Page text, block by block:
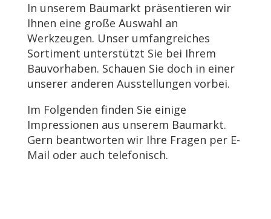
In unserem Baumarkt präsentieren wir
Ihnen eine große Auswahl an
Werkzeugen. Unser umfangreiches
Sortiment unterstützt Sie bei Ihrem
Bauvorhaben. Schauen Sie doch in einer
unserer anderen Ausstellungen vorbei.
Im Folgenden finden Sie einige
Impressionen aus unserem Baumarkt.
Gern beantworten wir Ihre Fragen per E-
Mail oder auch telefonisch.